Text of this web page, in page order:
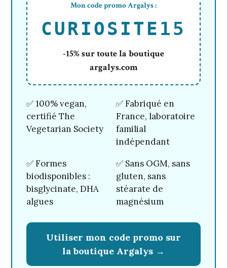
Code promo Argalys : -15% sur
toute la boutique avec
CURIOSITE15
Mon code promo Argalys :
CURIOSITE15
-15% sur toute la boutique
argalys.com
✅ 100% vegan,
certifié The
Vegetarian Society
✅ Fabriqué en
France, laboratoire
familial
indépendant
✅ Formes
biodisponibles :
bisglycinate, DHA
algues
✅ Sans OGM, sans
gluten, sans
stéarate de
magnésium
Utiliser mon code promo sur
la boutique Argalys →